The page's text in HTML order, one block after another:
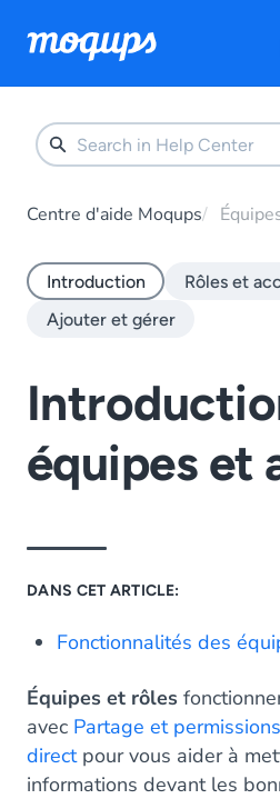
Centre d'aide Moqups
Introduction
Rôles et
Ajouter et gérer
équipes et
DANS CET ARTICLE:
Fonctionnalités des
Équipes et rôles
avec Partage et permissions
directpour vous aider à
informations devant les